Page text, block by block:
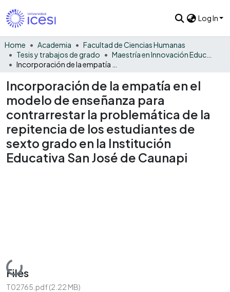
Log In
Home Academia
Facultad de Ciencias Humanas
Tesis y trabajos de grado
Incorporación de la empatía en el
modelo de enseñanza para
contrarrestar la problemática de la
repitencia de los estudiantes de
sexto grado en la Institución
Educativa San José de Caunapi
Loading...
Files
T02765.pdf(2.22 MB)